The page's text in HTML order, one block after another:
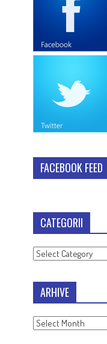
FACEBOOK FEED
CATEGORII
Categorii
ARHIVE
Arhive